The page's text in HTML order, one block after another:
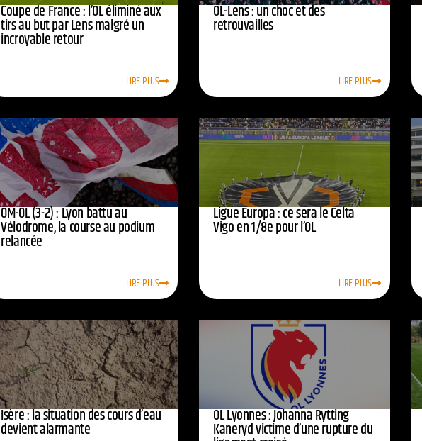
Coupe de France : l’OL éliminé aux
tirs au but par Lens malgré un
incroyable retour
LIRE PLUS
OL-Lens : un choc et des
retrouvailles
LIRE PLUS
OM-OL (3-2) : Lyon battu au
Vélodrome, la course au podium
relancée
LIRE PLUS
Ligue Europa : ce sera le Celta
Vigo en 1/8e pour l’OL
LIRE PLUS
Isère : la situation des cours d’eau
devient alarmante
OL Lyonnes : Johanna Rytting
Kaneryd victime d’une rupture du